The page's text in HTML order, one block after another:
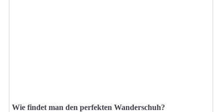
Wie findet man den perfekten Wanderschuh?